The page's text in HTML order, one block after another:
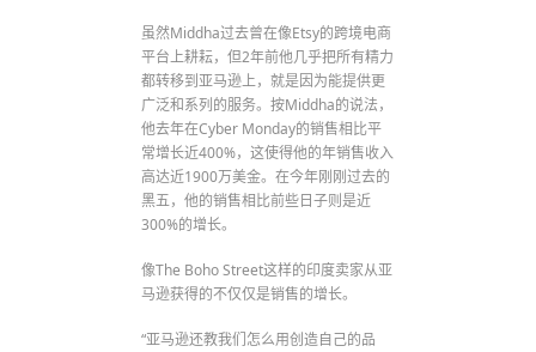
虽然Middha过去曾在像Etsy的跨境电商
平台上耕耘，但2年前他几乎把所有精力
都转移到亚马逊上，就是因为能提供更
广泛和系列的服务。按Middha的说法，
他去年在Cyber Monday的销售相比平
常增长近400%，这使得他的年销售收入
高达近1900万美金。在今年刚刚过去的
黑五，他的销售相比前些日子则是近
300%的增长。
像The Boho Street这样的印度卖家从亚
马逊获得的不仅仅是销售的增长。
“亚马逊还教我们怎么用创造自己的品